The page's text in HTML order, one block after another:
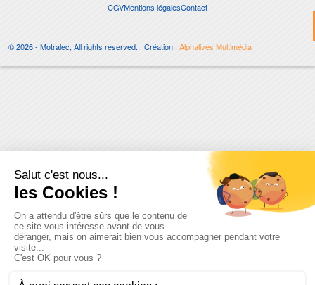
CGVMentions légalesContact
© 2026 - Motralec, All rights reserved. | Création :Alphalives Multimédia